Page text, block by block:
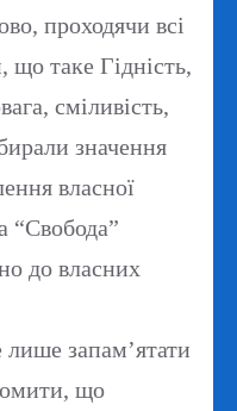
проходячи всі
що таке Гідність,
сміливість,
значення
власної
“Свобода”
до власних
запам’ятати
що